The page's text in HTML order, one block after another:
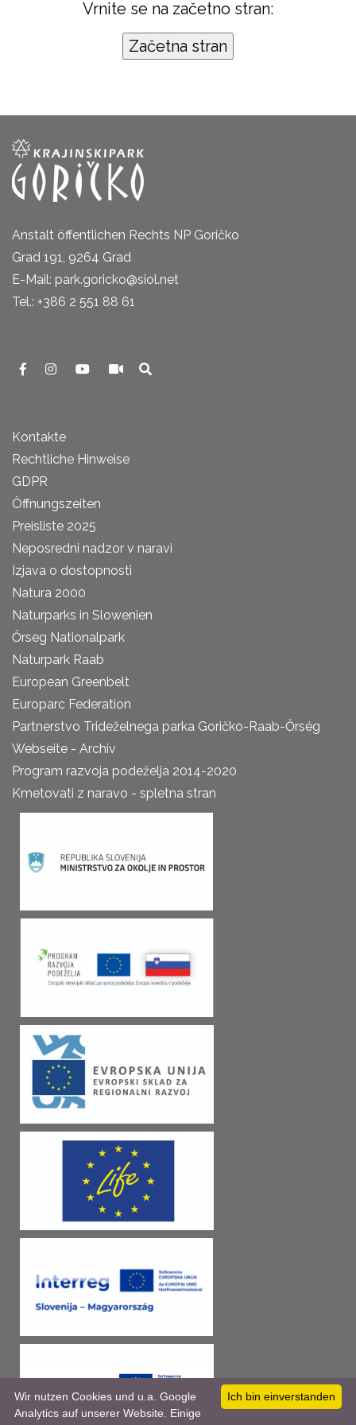
Vrnite se na začetno stran:
Anstalt öffentlichen Rechts NP Goričko
Grad 191, 9264 Grad
E-Mail: park.goricko@siol.net
Tel.: +386 2 551 88 61
Kontakte
Rechtliche Hinweise
GDPR
Öffnungszeiten
Preisliste 2025
Neposredni nadzor v naravi
Izjava o dostopnosti
Natura 2000
Naturparks in Slowenien
Őrseg Nationalpark
Naturpark Raab
European Greenbelt
Europarc Federation
Partnerstvo Trideželnega parka Goričko-Raab-Őrség
Webseite - Archiv
Program razvoja podeželja 2014-2020
Kmetovati z naravo - spletna stran
Ich bin einverstanden
Wir nutzen Cookies und u.a. Google
Analytics auf unserer Website. Einige